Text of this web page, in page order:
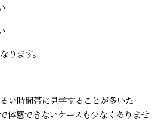
ります。
い時間帯に見学することが多いた
体感できないケースも少なくありませ